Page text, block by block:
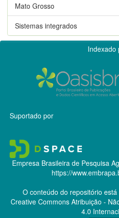
Mato Grosso
Sistemas integrados
Indexado
Suportado por
Empresa Brasileira de Pesquisa
https://
O conteúdo do repositório
Creative CommonsAtribuição -
4.0